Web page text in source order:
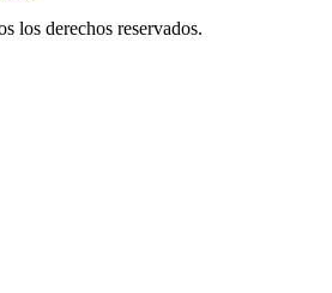
los derechos reservados.